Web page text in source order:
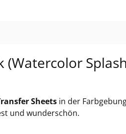
(Watercolor
Sheets in der
und wunderschön.